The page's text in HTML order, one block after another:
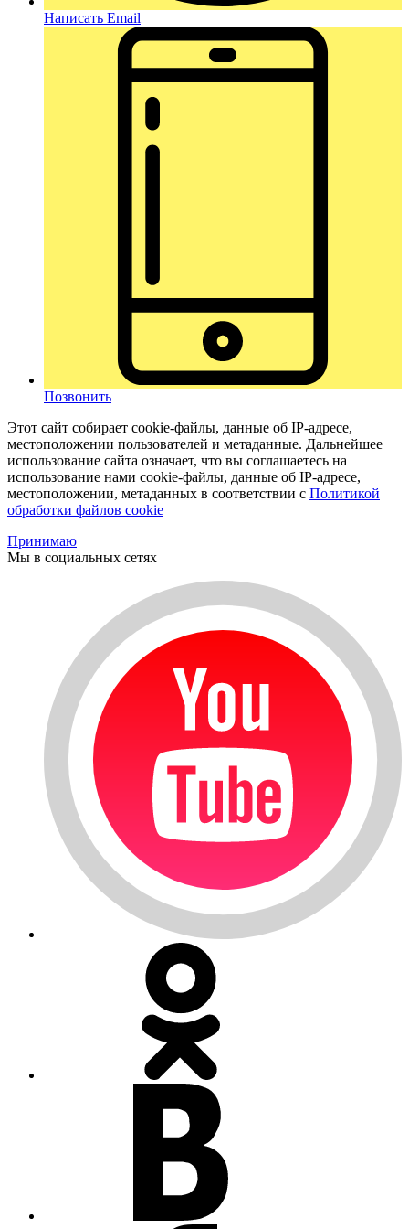
Написать Email
Позвонить
Этот сайт собирает cookie-файлы, данные об IP-адресе,
местоположении пользователей и метаданные. Дальнейшее
использование сайта означает, что вы соглашаетесь на
использование нами cookie-файлы, данные об IP-адресе,
местоположении, метаданных в соответствии с Политикой
обработки файлов cookie
Принимаю
Мы в социальных сетях